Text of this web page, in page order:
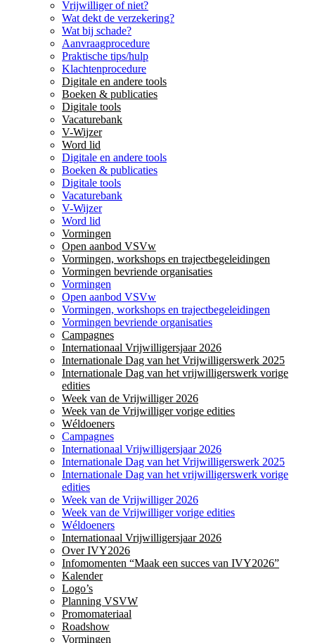
Vrijwilliger of niet?
Wat dekt de verzekering?
Wat bij schade?
Aanvraagprocedure
Praktische tips/hulp
Klachtenprocedure
Digitale en andere tools
Boeken & publicaties
Digitale tools
Vacaturebank
V-Wijzer
Word lid
Digitale en andere tools
Boeken & publicaties
Digitale tools
Vacaturebank
V-Wijzer
Word lid
Vormingen
Open aanbod VSVw
Vormingen, workshops en trajectbegeleidingen
Vormingen bevriende organisaties
Vormingen
Open aanbod VSVw
Vormingen, workshops en trajectbegeleidingen
Vormingen bevriende organisaties
Campagnes
Internationaal Vrijwilligersjaar 2026
Internationale Dag van het Vrijwilligerswerk 2025
Internationale Dag van het vrijwilligerswerk vorige
edities
Week van de Vrijwilliger 2026
Week van de Vrijwilliger vorige edities
Wéldoeners
Campagnes
Internationaal Vrijwilligersjaar 2026
Internationale Dag van het Vrijwilligerswerk 2025
Internationale Dag van het vrijwilligerswerk vorige
edities
Week van de Vrijwilliger 2026
Week van de Vrijwilliger vorige edities
Wéldoeners
Internationaal Vrijwilligersjaar 2026
Over IVY2026
Infomomenten “Maak een succes van IVY2026”
Kalender
Logo’s
Planning VSVW
Promomateriaal
Roadshow
Vormingen